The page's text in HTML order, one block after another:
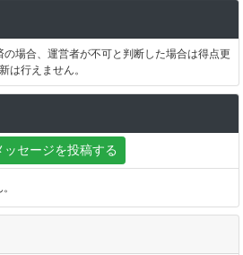
場合、運営者が不可と判断した場合は得点更
新は行えません。
ッセージを投稿する